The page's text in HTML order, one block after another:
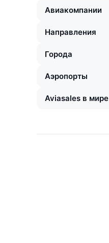
Авиакомпании
Направления
Города
Аэропорты
Aviasales в мире